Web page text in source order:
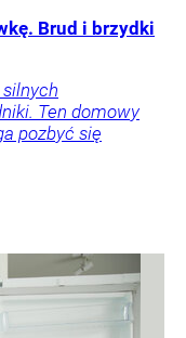
Brud i brzydki
Ten domowy
pozbyć się